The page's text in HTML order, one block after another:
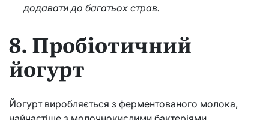
додавати до багатьох страв.
8. Пробіотичний
йогурт
Йогурт виробляється з ферментованого молока,